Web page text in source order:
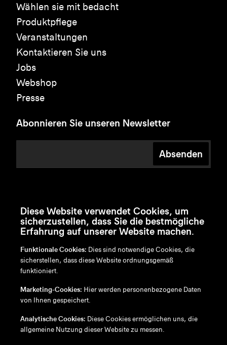
Wählen sie mit bedacht
Produktpflege
Veranstaltungen
Kontaktieren Sie uns
Jobs
Webshop
Presse
Abonnieren Sie unseren Newsletter
Absenden
en/nl/fr/de
Disclaimer
Cookie-Richtlinie
Diese Website verwendet Cookies, um
sicherzustellen, dass Sie die bestmögliche
Erfahrung auf unserer Website machen.
Funktionale Cookies: Dies sind notwendige Cookies, die
sicherstellen, dass diese Website ordnungsgemäß
funktioniert.
Marketing-Cookies: Hier werden personenbezogene Daten
von Ihnen gespeichert.
Analytische Cookies: Diese Cookies ermöglichen uns, die
allgemeine Nutzung dieser Website zu messen.